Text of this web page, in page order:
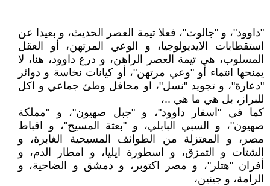
"داوود"، و "جالوت"، فعلا تيمة العصر الحديث، و بعيدا عن
استقطابات الايديولوجيا، و الوعي المرتهن، أو العقل
المسلوب، هي تيمة العصر الراهن، و درع داوود، هنا، لا
يمنحها انتماء أو "وعي مرتهن"، أو كيانات نخاسة و دوائر
"دعارة"، و تجويد "نسل"، او محافل وطئ جماعي و اكل
للبراز، بل هي ما هي ..،
كما في "اسفار داوود"، و "جبل صهيون"، و "مملكة
صهيون"، و السبي البابلي، و "بعثة المسيح"، و اقباط
مصر، و المعتزلة من الطوائف المسيحية الغابرة، و
الشتات و التمزق، و اسطورة ايليا، و امطار الدم، و
أفران "هتلر"، و مصر اكتوبر، و دمشق و الضاحية، و
الرامة، و جينين،